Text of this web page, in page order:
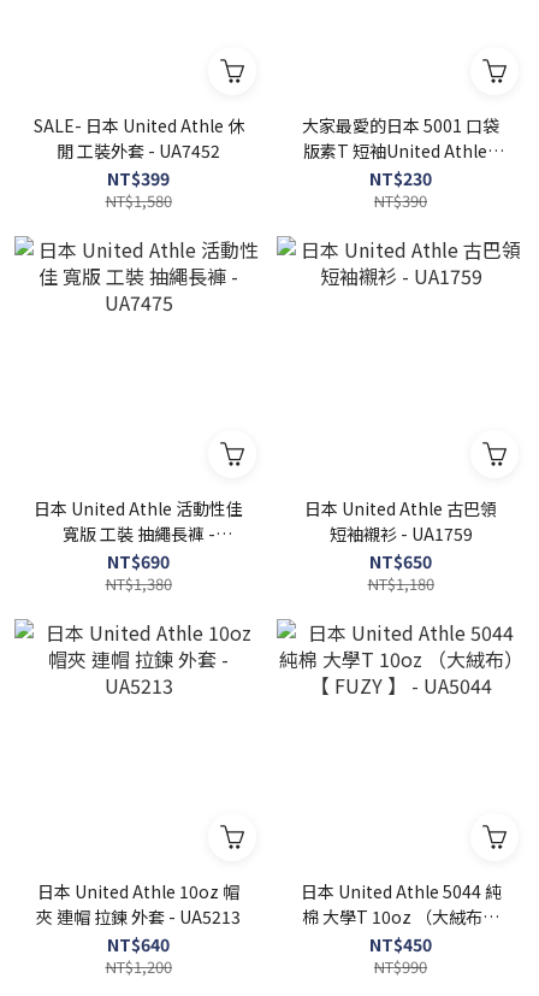
SALE- 日本 United Athle 休
閒 工裝外套 - UA7452
NT$399
NT$1,580
大家最愛的日本 5001 口袋
版素T 短袖United Athle -
UA5006
NT$230
NT$390
日本 United Athle 活動性佳
寬版 工裝 抽繩長褲 -
UA7475
NT$690
NT$1,380
日本 United Athle 古巴領
短袖襯衫 - UA1759
NT$650
NT$1,180
日本 United Athle 10oz 帽
夾 連帽 拉鍊 外套 - UA5213
NT$640
NT$1,200
日本 United Athle 5044 純
棉 大學T 10oz （大絨布）
【 FUZY 】 - UA5044
NT$450
NT$990